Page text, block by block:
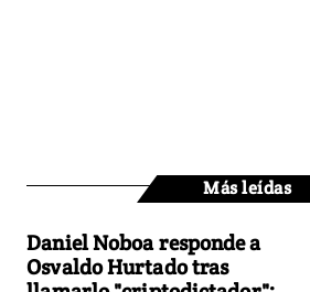
Más leídas
Daniel Noboa responde a
Osvaldo Hurtado tras